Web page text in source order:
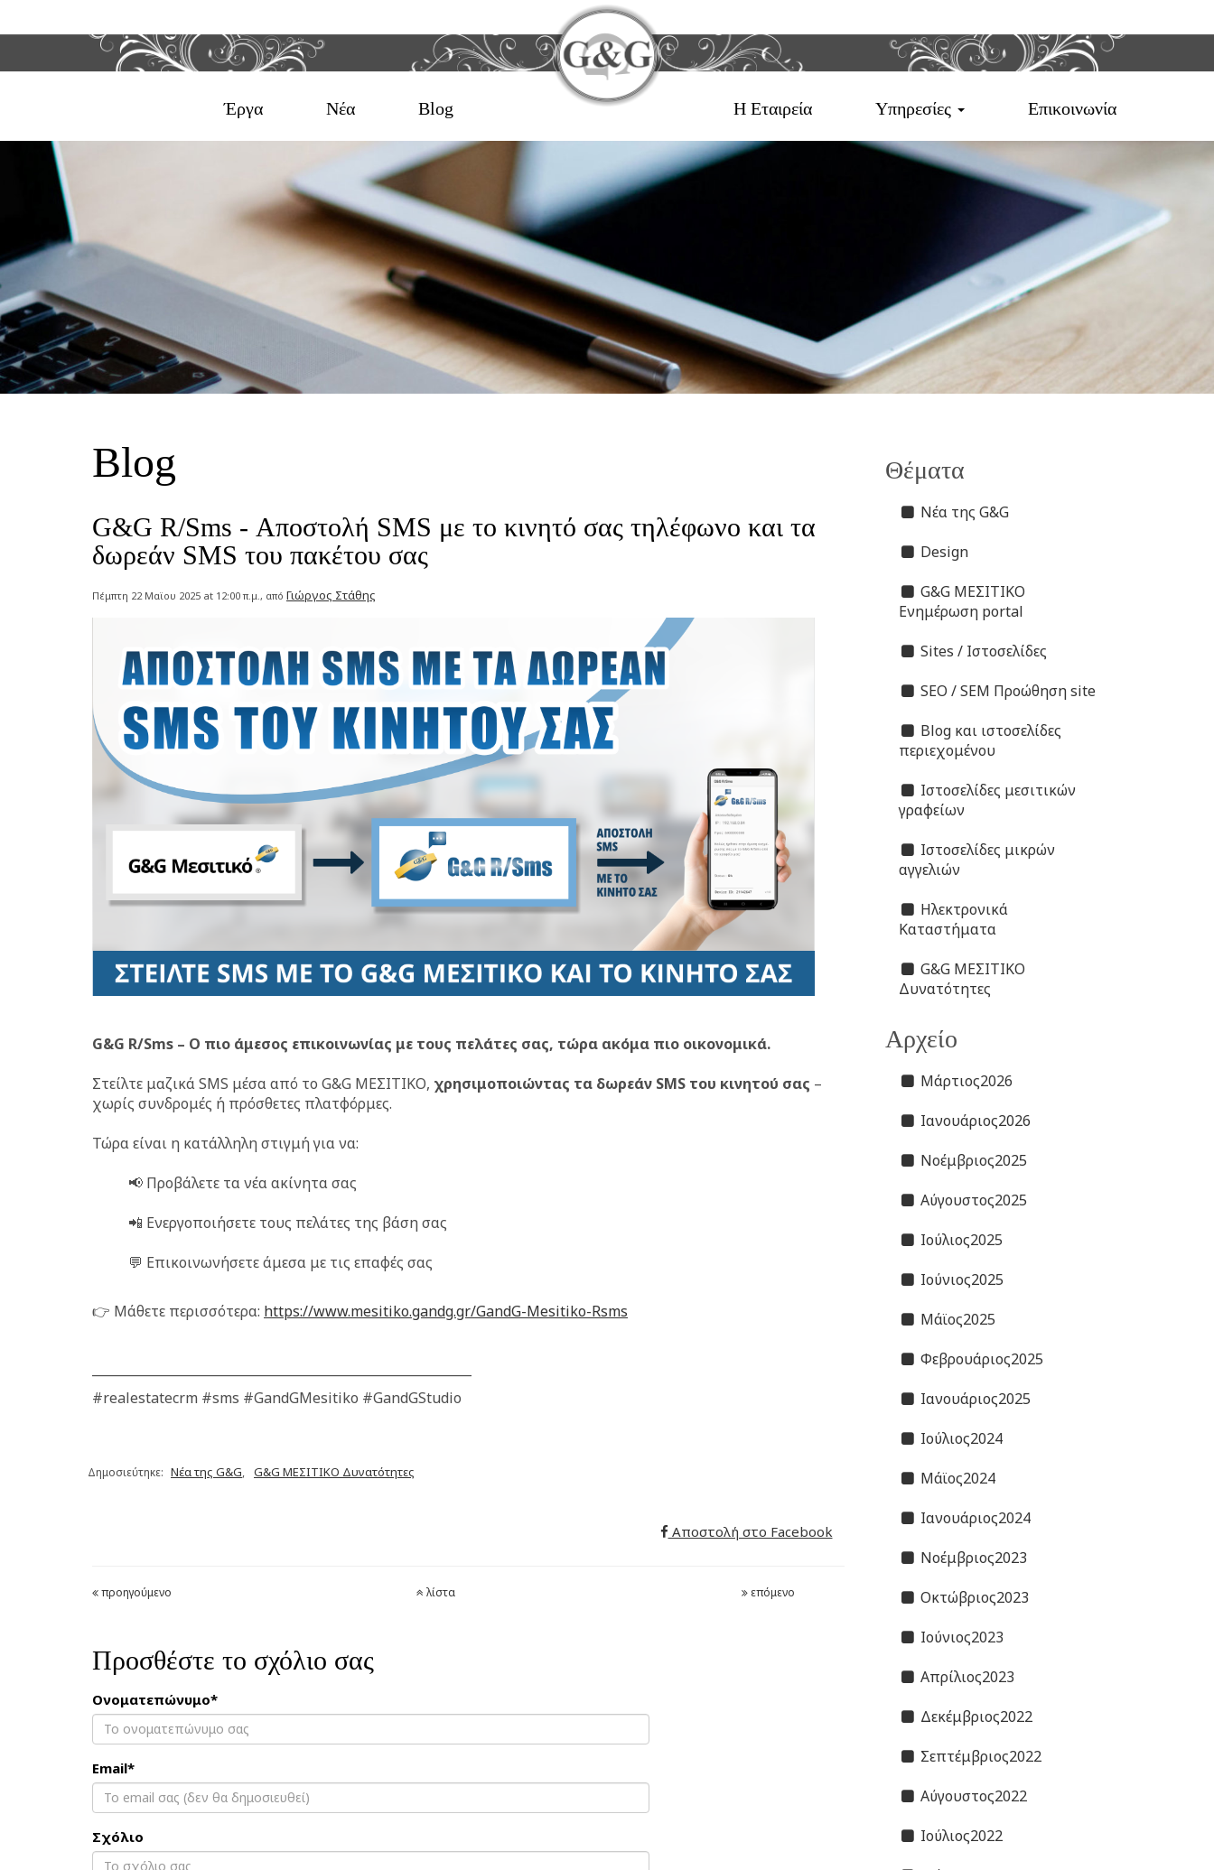
Έργα Νέα Blog Η Εταιρεία Υπηρεσίες Επικοινωνία
Blog
G&G R/Sms - Αποστολή SMS με το κινητό σας τηλέφωνο και τα
δωρεάν SMS του πακέτου σας
Πέμπτη 22 Μαϊου 2025 at 12:00 π.μ., από Γιώργος Στάθης
G&G R/Sms – Ο πιο άμεσος επικοινωνίας με τους πελάτες σας, τώρα ακόμα πιο οικονομικά.
Στείλτε μαζικά SMS μέσα από το G&G ΜΕΣΙΤΙΚΟ, χρησιμοποιώντας τα δωρεάν SMS του κινητού σας –
χωρίς συνδρομές ή πρόσθετες πλατφόρμες.
Τώρα είναι η κατάλληλη στιγμή για να:
📢 Προβάλετε τα νέα ακίνητα σας
📲 Ενεργοποιήσετε τους πελάτες της βάση σας
💬 Επικοινωνήσετε άμεσα με τις επαφές σας
👉 Μάθετε περισσότερα: https://www.mesitiko.gandg.gr/GandG-Mesitiko-Rsms
#realestatecrm #sms #GandGMesitiko #GandGStudio
Δημοσιεύτηκε: Νέα της G&G, G&G ΜΕΣΙΤΙΚΟ Δυνατότητες
Αποστολή στο Facebook
προηγούμενο λίστα επόμενο
Προσθέστε το σχόλιο σας
Ονοματεπώνυμο*
Email*
Σχόλιο
Θέματα
Νέα της G&G
Design
G&G ΜΕΣΙΤΙΚΟ
Ενημέρωση portal
Sites / Ιστοσελίδες
SEO / SEM Προώθηση site
Blog και ιστοσελίδες
περιεχομένου
Ιστοσελίδες μεσιτικών
γραφείων
Ιστοσελίδες μικρών
αγγελιών
Ηλεκτρονικά
Καταστήματα
G&G ΜΕΣΙΤΙΚΟ
Δυνατότητες
Αρχείο
Μάρτιος2026
Ιανουάριος2026
Νοέμβριος2025
Αύγουστος2025
Ιούλιος2025
Ιούνιος2025
Μάϊος2025
Φεβρουάριος2025
Ιανουάριος2025
Ιούλιος2024
Μάϊος2024
Ιανουάριος2024
Νοέμβριος2023
Οκτώβριος2023
Ιούνιος2023
Απρίλιος2023
Δεκέμβριος2022
Σεπτέμβριος2022
Αύγουστος2022
Ιούλιος2022